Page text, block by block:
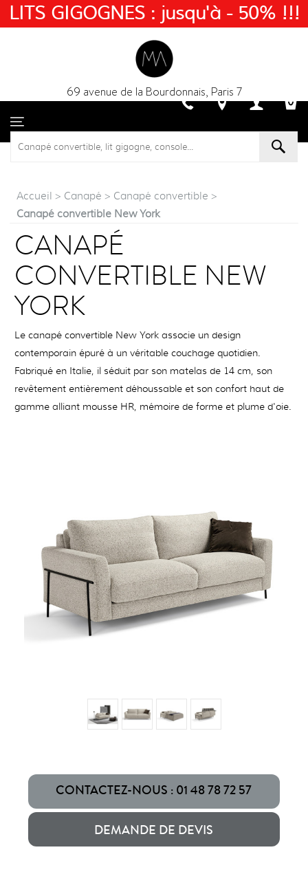
69 avenue de la Bourdonnais, Paris 7
Accueil > Canapé > Canapé convertible >
Canapé convertible New York
CANAPÉ
CONVERTIBLE NEW
YORK
Le canapé convertible New York associe un design
contemporain épuré à un véritable couchage quotidien.
Fabriqué en Italie, il séduit par son matelas de 14 cm, son
revêtement entièrement déhoussable et son confort haut de
gamme alliant mousse HR, mémoire de forme et plume d'oie.
CONTACTEZ-NOUS : 01 48 78 72 57
DEMANDE DE DEVIS
LITS GIGOGNES : jusqu'à - 50% !!!